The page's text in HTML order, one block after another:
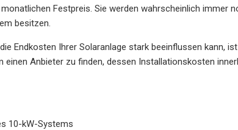
Festpreis. Sie werden wahrscheinlich immer
besitzen.
Endkosten Ihrer Solaranlage stark beeinflussen kann,
einen Anbieter zu finden, dessen Installationskosten
10-kW-Systems